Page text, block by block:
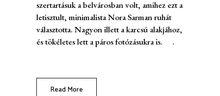
szertartásuk a belvárosban volt, amihez ezt a
letisztult, minimalista Nora Sarman ruhát
választotta. Nagyon illett a karcsú alakjához,
és tökéletes lett a páros fotózásukra is. .
Read More